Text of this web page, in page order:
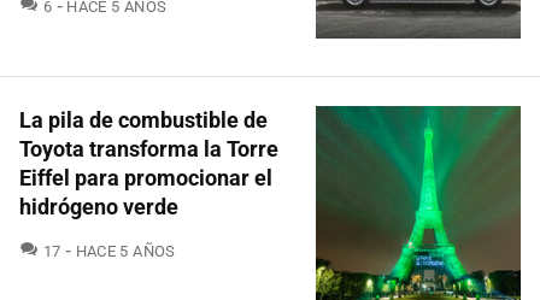
6 HACE 5 AÑOS
La pila de combustible de
Toyota transforma la Torre
Eiffel para promocionar el
hidrógeno verde
17 COMENTARIOS
HACE 5 AÑOS